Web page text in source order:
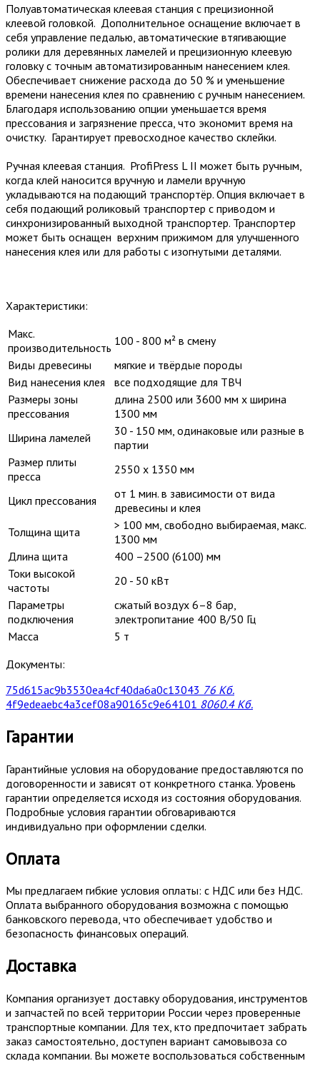
Полуавтоматическая клеевая станция с прецизионной
клеевой головкой. Дополнительное оснащение включает в
себя управление педалью, автоматические втягивающие
ролики для деревянных ламелей и прецизионную клеевую
головку с точным автоматизированным нанесением клея.
Обеспечивает снижение расхода до 50 % и уменьшение
времени нанесения клея по сравнению с ручным нанесением.
Благодаря использованию опции уменьшается время
прессования и загрязнение пресса, что экономит время на
очистку. Гарантирует превосходное качество склейки.
Ручная клеевая станция. ProfiPress L II может быть ручным,
когда клей наносится вручную и ламели вручную
укладываются на подающий транспортёр. Опция включает в
себя подающий роликовый транспортер с приводом и
синхронизированный выходной транспортер. Транспортер
может быть оснащен верхним прижимом для улучшенного
нанесения клея или для работы с изогнутыми деталями.
Характеристики:
Макс.
производительность 100 - 800 м² в смену
Виды древесины
мягкие и твёрдые породы
Вид нанесения клея
все подходящие для ТВЧ
Размеры зоны
прессования
длина 2500 или 3600 мм х ширина
1300 мм
Ширина ламелей
30 - 150 мм, одинаковые или разные в
партии
Размер плиты
пресса
2550 x 1350 мм
Цикл прессования
от 1 мин. в зависимости от вида
древесины и клея
Толщина щита
> 100 мм, свободно выбираемая, макс.
1300 мм
Длина щита
400 –2500 (6100) мм
Токи высокой
частоты
20 - 50 кВт
Параметры
подключения
сжатый воздух 6–8 бар,
электропитание 400 В/50 Гц
Масса
5 т
Документы:
75d615ac9b3530ea4cf40da6a0c13043 76 Кб.
4f9edeaebc4a3cef08a90165c9e64101 8060.4 Кб.
Гарантии
Гарантийные условия на оборудование предоставляются по
договоренности и зависят от конкретного станка. Уровень
гарантии определяется исходя из состояния оборудования.
Подробные условия гарантии обговариваются
индивидуально при оформлении сделки.
Оплата
Мы предлагаем гибкие условия оплаты: с НДС или без НДС.
Оплата выбранного оборудования возможна с помощью
банковского перевода, что обеспечивает удобство и
безопасность финансовых операций.
Доставка
Компания организует доставку оборудования, инструментов
и запчастей по всей территории России через проверенные
транспортные компании. Для тех, кто предпочитает забрать
заказ самостоятельно, доступен вариант самовывоза со
склада компании. Вы можете воспользоваться собственным